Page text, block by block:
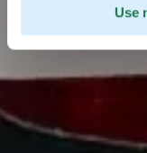
Use